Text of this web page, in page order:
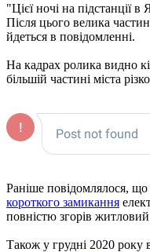
"Цієї ночі на підстанції
Після цього велика
йдеться в повідомленні.
На кадрах ролика видно
більшій частині міста
Раніше повідомлялося, що
короткого замикання
повністю згорів
Також у грудні 2020 року в